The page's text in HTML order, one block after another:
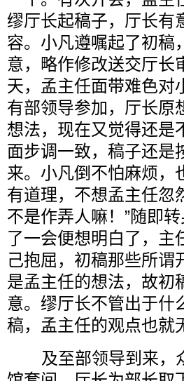
缪厅长起稿子，厅长有
容。小凡遵嘱起了初稿
意，略作修改送交厅长
天，孟主任面带难色对
有部领导参加，厅长原
想法，现在又觉得还是
面步调一致，稿子还是
来。小凡倒不怕麻烦，
有道理，不想孟主任忽
不是作弄人嘛！”随即
了一会便想明白了，主
己抱屈，初稿那些所谓
是孟主任的想法，故初
意。缪厅长不管出于什
稿，孟主任的观点也就
及至部领导到来，